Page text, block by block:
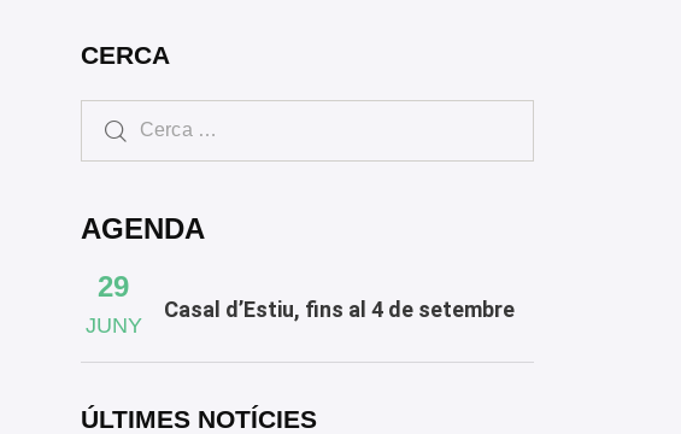
CERCA
AGENDA
29
JUNY
Casal d’Estiu, fins al 4 de setembre
ÚLTIMES NOTÍCIES